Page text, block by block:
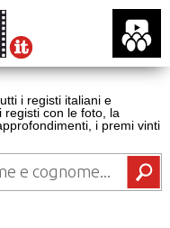
i registi italiani e
registi con le foto, la
i premi vinti